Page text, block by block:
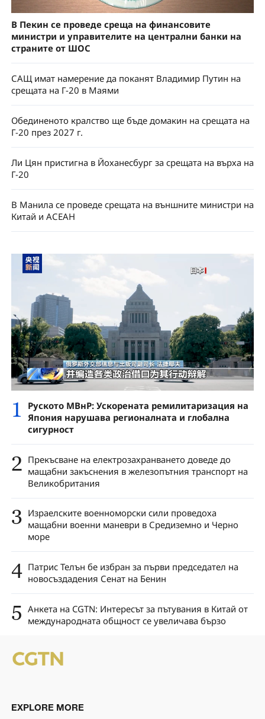
В Пекин се проведе среща на финансовите
министри и управителите на централни банки на
страните от ШОС
САЩ имат намерение да поканят Владимир Путин на
срещата на Г-20 в Маями
Обединеното кралство ще бъде домакин на срещата на
Г-20 през 2027 г.
Ли Цян пристигна в Йоханесбург за срещата на върха на
Г-20
В Манила се проведе срещата на външните министри на
Китай и АСЕАН
1
Руското МВнР: Ускорената ремилитаризация на
Япония нарушава регионалната и глобална
сигурност
2 Прекъсване на електрозахранването доведе до
мащабни закъснения в железопътния транспорт на
Великобритания
3 Израелските военноморски сили проведоха
мащабни военни маневри в Средиземно и Черно
море
4 Патрис Телън бе избран за първи председател на
новосъздадения Сенат на Бенин
5 Анкета на CGTN: Интересът за пътувания в Китай от
международната общност се увеличава бързо
EXPLORE MORE